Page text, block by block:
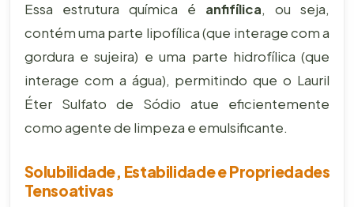
Essa estrutura química é anfifílica, ou seja,
contém uma parte lipofílica (que interage com a
gordura e sujeira) e uma parte hidrofílica (que
interage com a água), permitindo que o Lauril
Éter Sulfato de Sódio atue eficientemente
como agente de limpeza e emulsificante.
Solubilidade, Estabilidade e Propriedades
Tensoativas